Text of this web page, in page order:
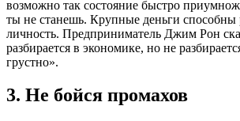
возможно так состояние быстро
ты не станешь. Крупные деньги способны
личность. Предприниматель Джим Рон
разбирается в экономике, но не
грустно».
3. Не бойся промахов